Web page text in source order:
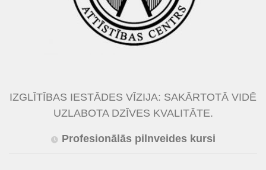
IZGLĪTĪBAS IESTĀDES VĪZIJA: SAKĀRTOTĀ VIDĒ
UZLABOTA DZĪVES KVALITĀTE.
Profesionālās pilnveides kursi